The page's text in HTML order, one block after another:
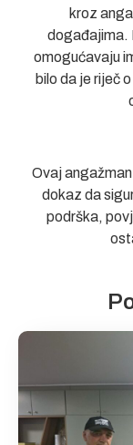
kroz
događajima.
omogućavaju
bilo da je riječ
Ovaj
dokaz da
podrška,